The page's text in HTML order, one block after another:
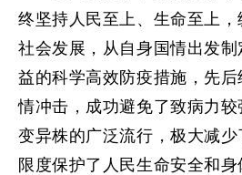
终坚持人民至上、生命至上
社会发展，从自身国情出发制
益的科学高效防疫措施，先
情冲击，成功避免了致病力
变异株的广泛流行，极大减
限度保护了人民生命安全和